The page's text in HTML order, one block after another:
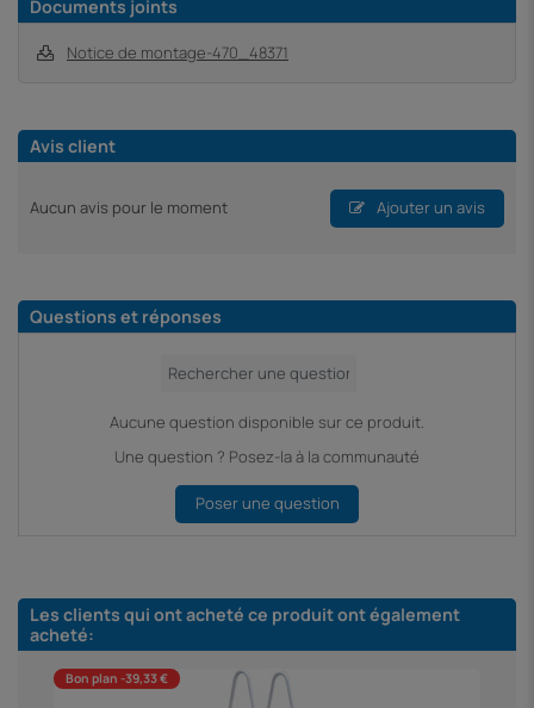
Documents joints
Notice de montage-470_48371
Avis client
Aucun avis pour le moment Ajouter un avis
Questions et réponses
Aucune question disponible sur ce produit.
Une question ? Posez-la à la communauté
Poser une question
Les clients qui ont acheté ce produit ont également
acheté:
Bon plan -39,33 €